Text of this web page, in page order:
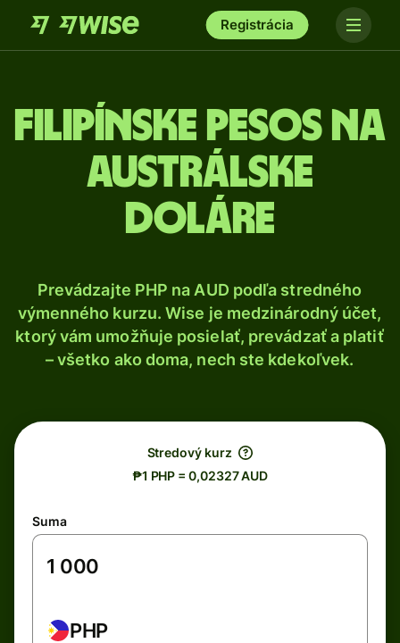
Registrácia
Filipínske pesos na
austrálske
doláre
Prevádzajte PHP na AUD podľa stredného
výmenného kurzu. Wise je medzinárodný účet,
ktorý vám umožňuje posielať, prevádzať a platiť
– všetko ako doma, nech ste kdekoľvek.
Stredový kurz
₱1 PHP = 0,02327 AUD
Suma
PHP